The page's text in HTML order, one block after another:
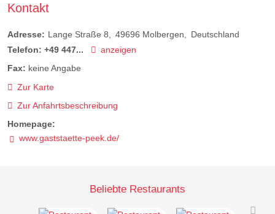
Kontakt
Adresse: Lange Straße 8 49696 Molbergen
Deutschland
Telefon: +49 447...
anzeigen
Fax: keine Angabe
Zur Karte
Zur Anfahrtsbeschreibung
Homepage:
www.gaststaette-peek.de/
Beliebte Restaurants